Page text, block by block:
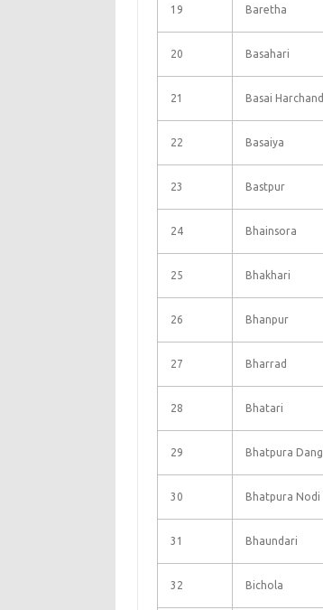
19 Baretha
20 Basahari
21 Basai Harchand
22 Basaiya
23 Bastpur
24 Bhainsora
25 Bhakhari
26 Bhanpur
27 Bharrad
28 Bhatari
29 Bhatpura Dang
30 Bhatpura Nodi
31 Bhaundari
32 Bichola